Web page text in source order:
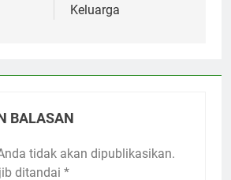
Keluarga
BALASAN
tidak akan dipublikasikan.
ditandai *